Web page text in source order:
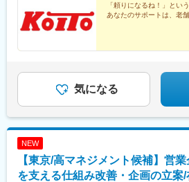
将来的には、マネジメント業務に挑
「事務業務で培ったスキルや経験を活
チェンジしたい」という希望も叶えら
「正確性」が判断基準の大きな軸と
するのは、「業務改善の取り組み」
直して、業務時間を短縮する・ツー
やデータ入力などを自動化する など
ながら、「より良さ」を追求するこ
ことが特徴です。
「頼りになるね！」とい
あなたのサポートは、老
気になる
NEW
【東京/高マネジメント候補】営
を支える仕組み改善・企画の立案/